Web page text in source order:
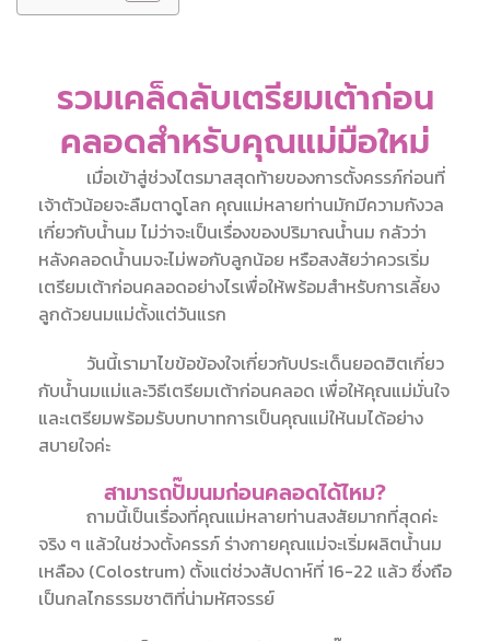
รวมเคล็ดลับเตรียมเต้าก่อน
คลอดสำหรับคุณแม่มือใหม่
เมื่อเข้าสู่ช่วงไตรมาสสุดท้ายของการตั้งครรภ์ก่อนที่
เจ้าตัวน้อยจะลืมตาดูโลก คุณแม่หลายท่านมักมีความกังวล
เกี่ยวกับน้ำนม ไม่ว่าจะเป็นเรื่องของปริมาณน้ำนม กลัวว่า
หลังคลอดน้ำนมจะไม่พอกับลูกน้อย หรือสงสัยว่าควรเริ่ม
เตรียมเต้าก่อนคลอดอย่างไรเพื่อให้พร้อมสำหรับการเลี้ยง
ลูกด้วยนมแม่ตั้งแต่วันแรก
วันนี้เรามาไขข้อข้องใจเกี่ยวกับประเด็นยอดฮิตเกี่ยว
กับน้ำนมแม่และวิธีเตรียมเต้าก่อนคลอด เพื่อให้คุณแม่มั่นใจ
และเตรียมพร้อมรับบทบาทการเป็นคุณแม่ให้นมได้อย่าง
สบายใจค่ะ
สามารถปั๊มนมก่อนคลอดได้ไหม?
ถามนี้เป็นเรื่องที่คุณแม่หลายท่านสงสัยมากที่สุดค่ะ
จริง ๆ แล้วในช่วงตั้งครรภ์ ร่างกายคุณแม่จะเริ่มผลิตน้ำนม
เหลือง (Colostrum) ตั้งแต่ช่วงสัปดาห์ที่ 16-22 แล้ว ซึ่งถือ
เป็นกลไกธรรมชาติที่น่ามหัศจรรย์